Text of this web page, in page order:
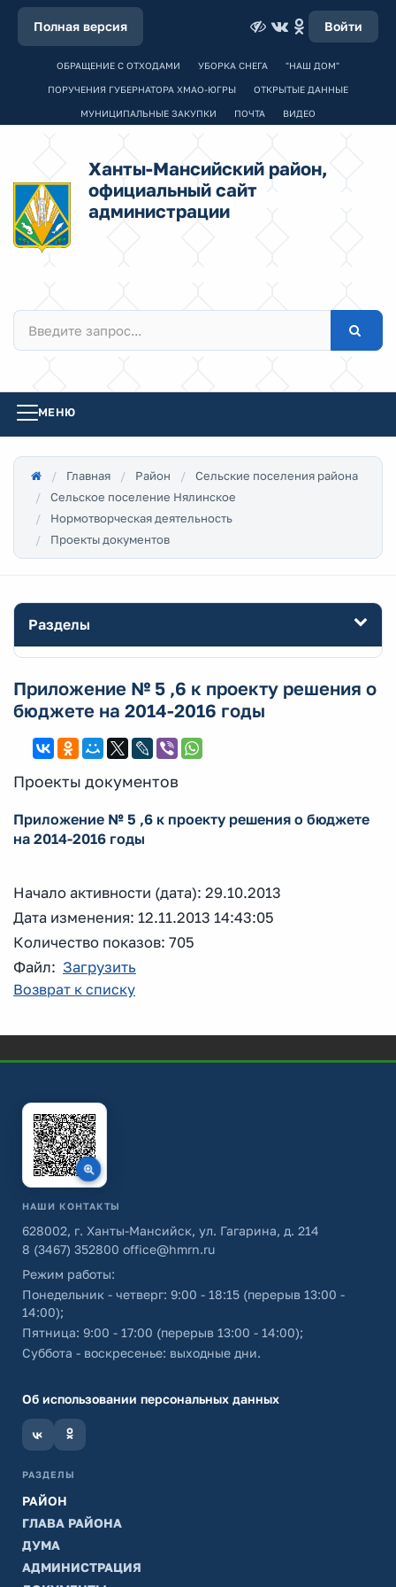
Полная версия Войти
ОБРАЩЕНИЕ С ОТХОДАМИ УБОРКА СНЕГА "НАШ ДОМ"
ПОРУЧЕНИЯ ГУБЕРНАТОРА ХМАО-ЮГРЫ ОТКРЫТЫЕ ДАННЫЕ
МУНИЦИПАЛЬНЫЕ ЗАКУПКИ ПОЧТА ВИДЕО
Ханты-Мансийский район,
официальный сайт
администрации
МЕНЮ
Главная Район
Сельские поселения района
Сельское поселение Нялинское
Нормотворческая деятельность
Проекты документов
Разделы
Приложение № 5 ,6 к проекту решения о
бюджете на 2014-2016 годы
Проекты документов
Приложение № 5 ,6 к проекту решения о бюджете
на 2014-2016 годы
Начало активности (дата): 29.10.2013
Дата изменения: 12.11.2013 14:43:05
Количество показов: 705
Файл: Загрузить
Возврат к списку
НАШИ КОНТАКТЫ
628002, г. Ханты-Мансийск, ул. Гагарина, д. 214
8 (3467) 352800 office@hmrn.ru
Режим работы:
Понедельник - четверг: 9:00 - 18:15 (перерыв 13:00 -
14:00);
Пятница: 9:00 - 17:00 (перерыв 13:00 - 14:00);
Суббота - воскресенье: выходные дни.
Об использовании персональных данных
РАЗДЕЛЫ
РАЙОН
ГЛАВА РАЙОНА
ДУМА
АДМИНИСТРАЦИЯ